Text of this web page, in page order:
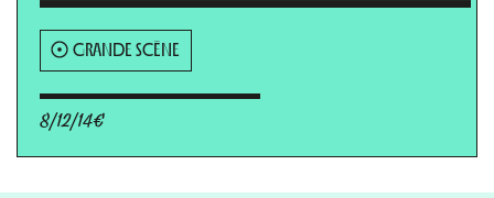
GRANDE SCÈNE
8/12/14€